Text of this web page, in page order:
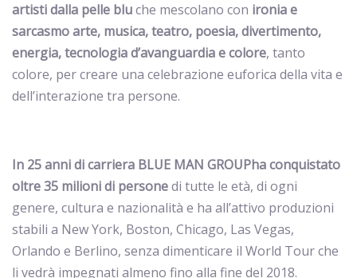
artisti dalla pelle bluche mescolano con ironia e
sarcasmo arte, musica, teatro, poesia, divertimento,
energia, tecnologia d’avanguardia e colore, tanto
colore, per creare una celebrazione euforica della vita e
dell’interazione tra persone.
In 25 anni di carriera BLUE MAN GROUPha conquistato
oltre 35 milioni di personedi tutte le età, di ogni
genere, cultura e nazionalità e ha all’attivo produzioni
stabili a New York, Boston, Chicago, Las Vegas,
Orlando e Berlino, senza dimenticare il World Tour che
li vedrà impegnati almeno fino alla fine del 2018.